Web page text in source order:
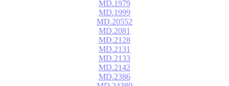
MD.1979
MD.1999
MD.20552
MD.2081
MD.2128
MD.2131
MD.2133
MD.2142
MD.2386